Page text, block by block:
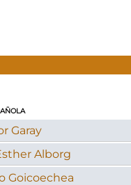
Garay
Alborg
Goicoechea